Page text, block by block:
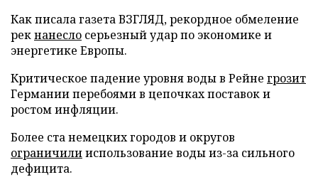
Как писала газета ВЗГЛЯД, рекордное обмеление
рекнанесло серьезный удар по экономике и
энергетике Европы.
Критическое падение уровня воды в Рейне грозит
Германии перебоями в цепочках поставок и
ростом инфляции.
Более ста немецких городов и округов
ограничилииспользование воды из-за сильного
дефицита.